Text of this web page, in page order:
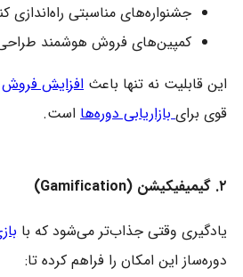
جشنواره‌های مناسبتی راه‌اندازی
کمپین‌های فروش هوشمند
این قابلیت نه تنها باعث افزایش فروش
قوی برایبازاریابی دوره‌هااست.
۲. گیمیفیکیشن (Gamification)
یادگیری وقتی جذاب‌تر می‌شود که با
دوره‌ساز این امکان را فراهم کرده تا: